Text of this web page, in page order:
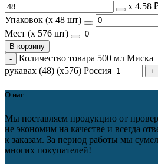
х 4.58
Упаковок (x 48 шт)
Мест (x 576 шт)
В корзину
Количество товара 500 мл
рукавах (48) (х576) Россия
О нас
Мы поставляем продукцию от
не экономим на качестве и всегда
к заказам. За период работы мы
многих покупателей!